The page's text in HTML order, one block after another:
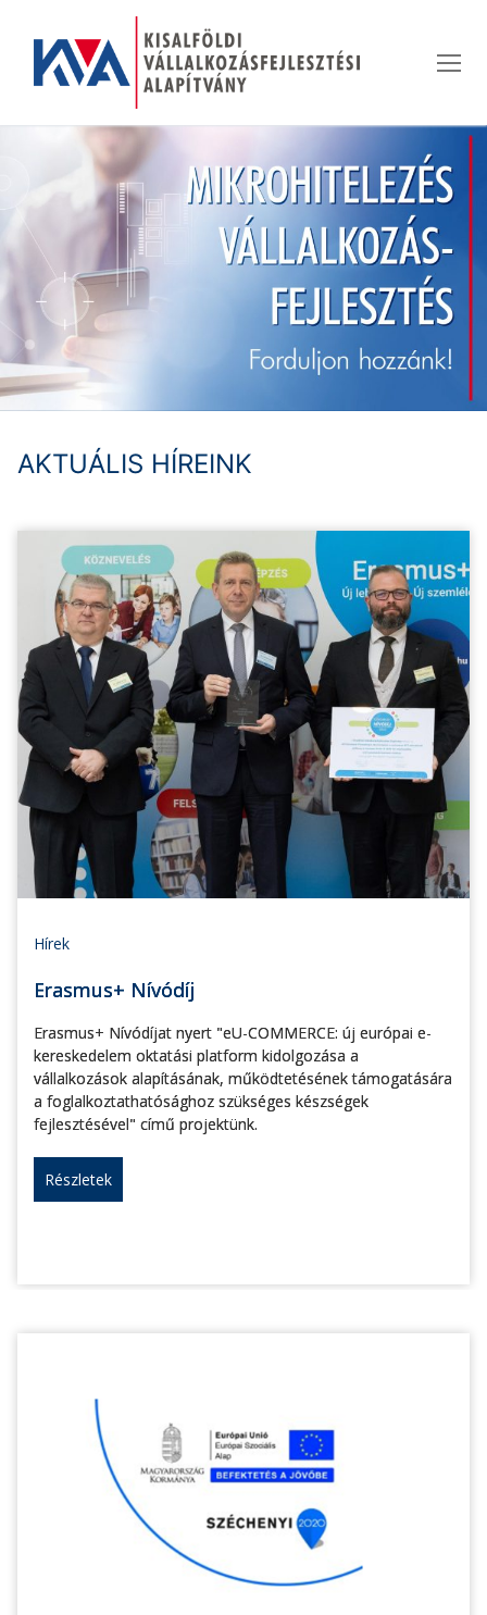
tartalomra
AKTUÁLIS HÍREINK
Hírek
Erasmus+ Nívódíj
Erasmus+ Nívódíjat nyert "eU-COMMERCE: új európai e-
kereskedelem oktatási platform kidolgozása a
vállalkozások alapításának, működtetésének támogatására
a foglalkoztathatósághoz szükséges készségek
fejlesztésével" című projektünk.
Részletek